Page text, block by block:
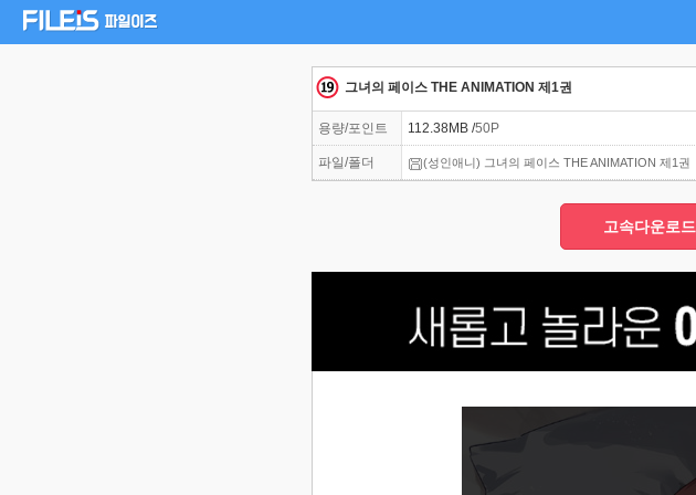
그녀의 페이스 THE ANIMATION 제1권
용량/포인트 112.38MB /50P
파일/폴더 (성인애니) 그녀의 페이스 THE ANIMATION 제1권
고속다운로드